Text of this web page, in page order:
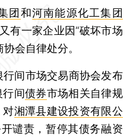
团和河南能源化工集团
有一家企业因“破坏市场
会自律处分。
间市场交易商协会发布
行间债券市场相关自律规
对湘潭县建设投资有限公
开谴责，暂停其债务融资